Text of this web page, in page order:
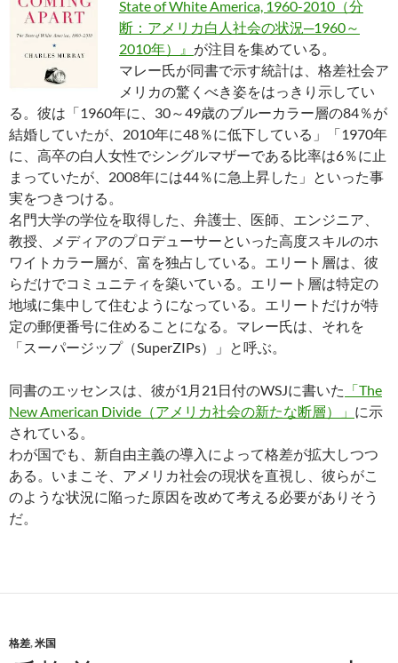
State of White America, 1960-2010（分
断：アメリカ白人社会の状況─1960～
2010年）』 が注目を集めている。
マレー氏が同書で示す統計は、格差社会ア
メリカの驚くべき姿をはっきり示してい
る。彼は「1960年に、30～49歳のブルーカラー層の84％が
結婚していたが、2010年に48％に低下している」「1970年
に、高卒の白人女性でシングルマザーである比率は6％に止
まっていたが、2008年には44％に急上昇した」といった事
実をつきつける。
名門大学の学位を取得した、弁護士、医師、エンジニア、
教授、メディアのプロデューサーといった高度スキルのホ
ワイトカラー層が、富を独占している。エリート層は、彼
らだけでコミュニティを築いている。エリート層は特定の
地域に集中して住むようになっている。エリートだけが特
定の郵便番号に住めることになる。マレー氏は、それを
「スーパージップ（SuperZIPs）」と呼ぶ。
同書のエッセンスは、彼が1月21日付のWSJに書いた 「The
New American Divide（アメリカ社会の新たな断層）」 に示
されている。
わが国でも、新自由主義の導入によって格差が拡大しつつ
ある。いまこそ、アメリカ社会の現状を直視し、彼らがこ
のような状況に陥った原因を改めて考える必要がありそう
だ。
格差,米国